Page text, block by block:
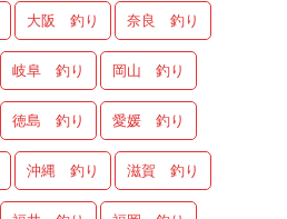
大阪 釣り 奈良 釣り
岐阜 釣り 岡山 釣り
徳島 釣り 愛媛 釣り
沖縄 釣り 滋賀 釣り